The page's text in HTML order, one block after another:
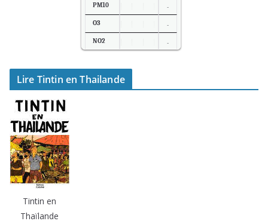
PM10 -
O3 -
NO2 -
Temp.
Lire Tintin en Thailande
Tintin en
Thaïlande